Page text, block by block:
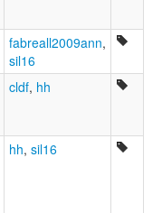
fabreall2009ann,
sil16
cldf, hh
hh, sil16